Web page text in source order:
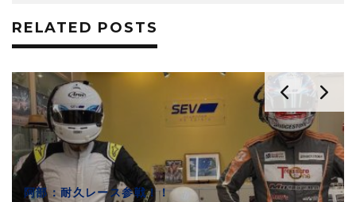
RELATED POSTS
阿部：耐久レース参戦！！